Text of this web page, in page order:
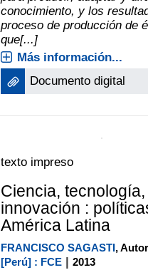
Montevideo [URUGUAY] :
Esta sección inicial del
examina directamente el
esencial de la tecnología y la
innovación: los insumos
para producir, adaptar y
proceso de producción de
texto impreso